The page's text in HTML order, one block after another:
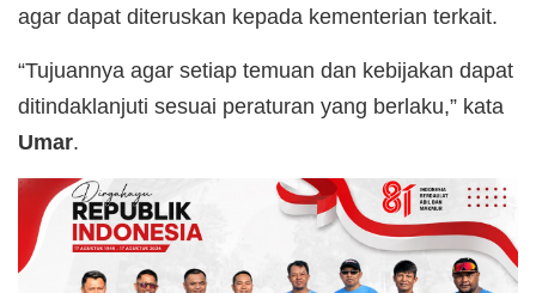
agar dapat diteruskan kepada kementerian terkait.
“Tujuannya agar setiap temuan dan kebijakan dapat
ditindaklanjuti sesuai peraturan yang berlaku,” kata
Umar.